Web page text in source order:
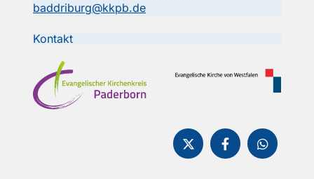
baddriburg@kkpb.de
Kontakt